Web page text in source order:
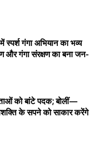
स्पर्श गंगा अभियान का भव्य
और गंगा संरक्षण का बना जन-
को बांटे पदक; बोलीं—
के सपने को साकार करेंगे